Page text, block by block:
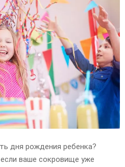
дня рождения ребенка?
ваше сокровище уже